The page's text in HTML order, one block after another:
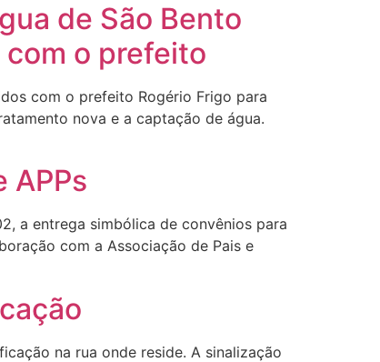
de São Bento
o prefeito
com o prefeito Rogério Frigo para
nova e a captação de água.
APPs
a entrega simbólica de convênios para
com a Associação de Pais e
na rua onde reside. A sinalização